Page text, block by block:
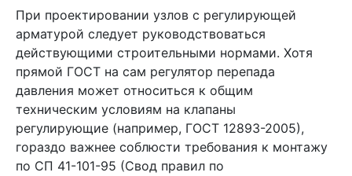
При проектировании узлов с регулирующей
арматурой следует руководствоваться
действующими строительными нормами. Хотя
прямой ГОСТ на сам регулятор перепада
давления может относиться к общим
техническим условиям на клапаны
регулирующие (например, ГОСТ 12893-2005),
гораздо важнее соблюсти требования к монтажу
по СП 41-101-95 (Свод правил по